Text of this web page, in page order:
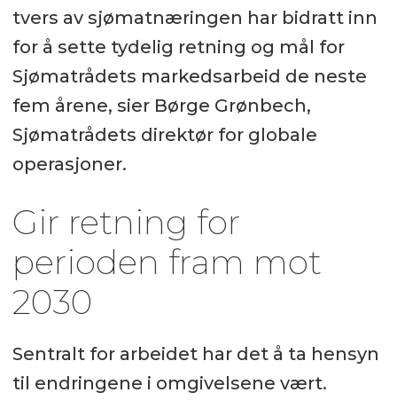
tvers av sjømatnæringen har bidratt inn
for å sette tydelig retning og mål for
Sjømatrådets markedsarbeid de neste
fem årene, sier Børge Grønbech,
Sjømatrådets direktør for globale
operasjoner.
Gir retning for
perioden fram mot
2030
Sentralt for arbeidet har det å ta hensyn
til endringene i omgivelsene vært.